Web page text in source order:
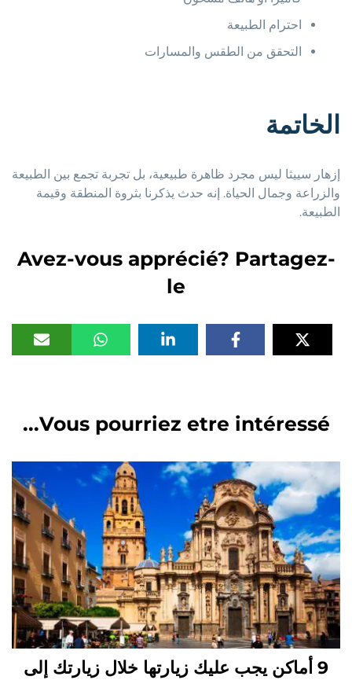
احترام الطبيعة
التحقق من الطقس والمسارات
الخاتمة
إزهار سييثا ليس مجرد ظاهرة طبيعية، بل تجربة تجمع بين الطبيعة
والزراعة وجمال الحياة. إنه حدث يذكرنا بثروة المنطقة وقيمة
الطبيعة.
Avez-vous apprécié? Partagez-
le
Vous pourriez etre intéressé...
9 أماكن يجب عليك زيارتها خلال زيارتك إلى